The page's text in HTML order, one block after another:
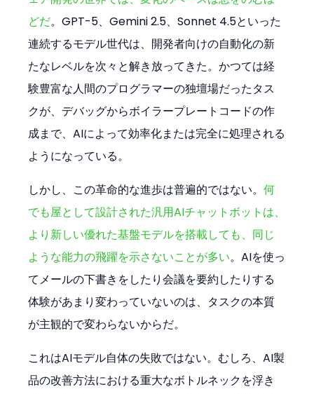
どだ。GPT-5、Gemini 2.5、Sonnet 4.5といった
連続するモデル世代は、開発者向けの自動化の新
たなレベルを次々と解き放ってきた。かつては経
験豊富な人間のプログラマーの独壇場だったタス
クが、デバッグからボイラープレートコードの作
成まで、AIによって効率化または完全に処理される
ようになっている。
しかし、この革命的な進歩は普遍的ではない。何
でも屋として設計された汎用AIチャットボットは、
より新しい優れた基盤モデルを搭載しても、同じ
ような能力の飛躍を示さないことが多い。AIを使っ
てメールの下書きをしたり会議を要約したりする
体験があまり変わっていないのは、タスクの本質
が主観的で変わらないからだ。
これはAIモデル自体の失敗ではない。むしろ、AI製
品の改善方法における重大なボトルネックを浮き